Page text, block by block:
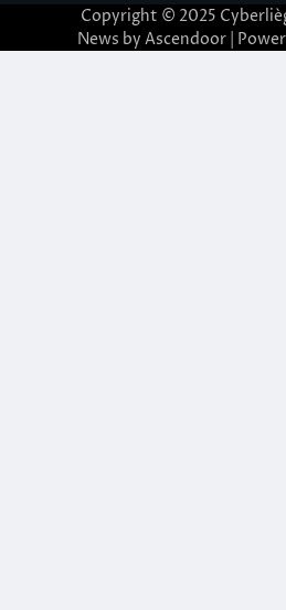
Copyright © 2025
News by Ascendoor|